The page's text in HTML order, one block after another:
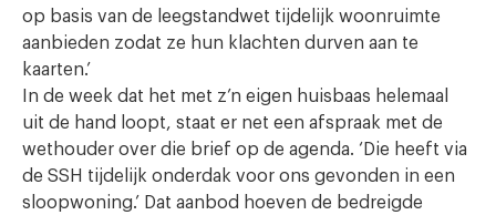
op basis van de leegstandwet tijdelijk woonruimte
aanbieden zodat ze hun klachten durven aan te
kaarten.’
In de week dat het met z’n eigen huisbaas helemaal
uit de hand loopt, staat er net een afspraak met de
wethouder over die brief op de agenda. ‘Die heeft via
de SSH tijdelijk onderdak voor ons gevonden in een
sloopwoning.’ Dat aanbod hoeven de bedreigde